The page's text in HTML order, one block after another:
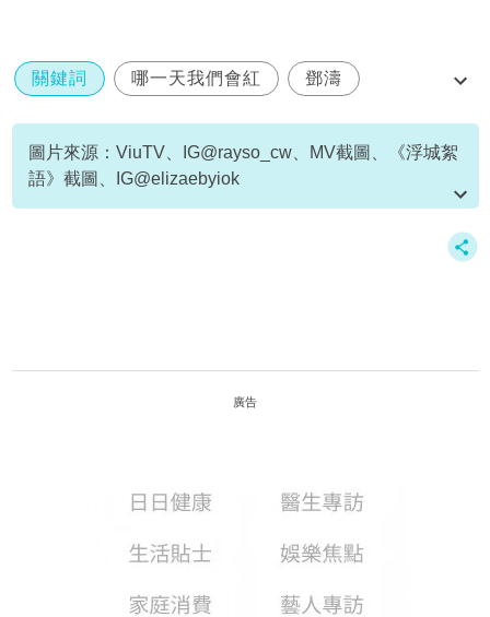
關鍵詞 哪一天我們會紅 鄧濤
Sugar
ViuTV
圖片來源：ViuTV、IG@rayso_cw、MV截圖、《浮城絮
語》截圖、IG@elizaebyiok
資料或影片來源：原文刊於新假期
廣告